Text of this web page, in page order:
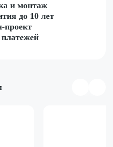
и монтаж
до 10 лет
проект